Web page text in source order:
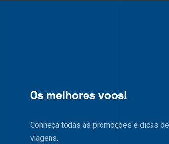
Os melhores voos!
Conheça todas as promoções e dicas de
viagens.